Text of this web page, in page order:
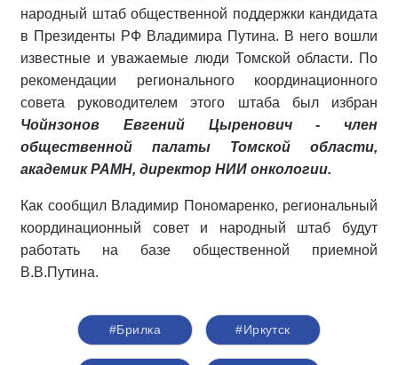
народный штаб общественной поддержки кандидата
в Президенты РФ Владимира Путина. В него вошли
известные и уважаемые люди Томской области. По
рекомендации регионального координационного
совета руководителем этого штаба был избран
Чойнзонов Евгений Цыренович - член
общественной палаты Томской области,
академик РАМН, директор НИИ онкологии.
Как сообщил Владимир Пономаренко, региональный
координационный совет и народный штаб будут
работать на базе общественной приемной
В.В.Путина.
#Брилка #Иркутск